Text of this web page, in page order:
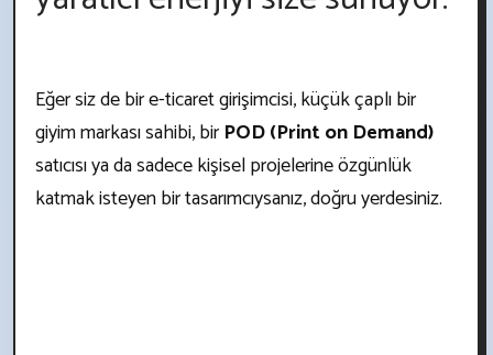
Eğer siz de bir e-ticaret girişimcisi, küçük çaplı bir
giyim markası sahibi, bir POD (Print on Demand)
satıcısı ya da sadece kişisel projelerine özgünlük
katmak isteyen bir tasarımcıysanız, doğru yerdesiniz.